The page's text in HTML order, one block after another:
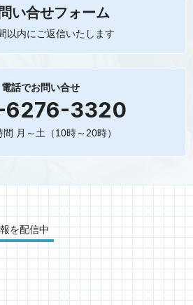
い合せフォーム
以内にご返信いたします
電話でお問い合せ
6276-3320
間 月～土（10時～20時）
を配信中